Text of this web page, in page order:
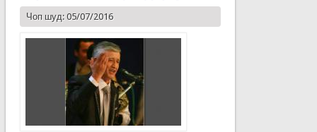
Чоп шуд: 05/07/2016